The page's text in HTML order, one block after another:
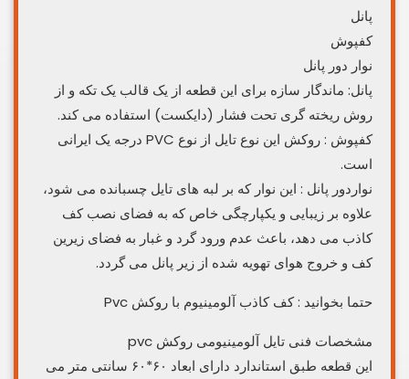
پانل
کفپوش
نوار دور پانل
پانل: ماندگار سازه برای این قطعه از یک قالب یک تکه و از
روش ریخته گری تحت فشار (دایکست) استفاده می کند.
کفپوش : روکش این نوع تایل از نوع PVC درجه یک ایرانی
است.
نواردور پانل : این نوار که بر لبه های تایل چسبانده می شود،
علاوه بر زیبایی و یکپارچگی خاص که به فضای نصب کف
کاذب می دهد، باعث عدم ورود گرد و غبار به فضای زیرین
کف و خروج هوای تهویه شده از زیر پانل می گردد.
حتما بخوانید : کف کاذب آلومینیوم با روکش Pvc
مشخصات فنی تایل آلومینیومی روکش pvc
این قطعه طبق استاندارد دارای ابعاد ۶۰*۶۰ سانتی متر می